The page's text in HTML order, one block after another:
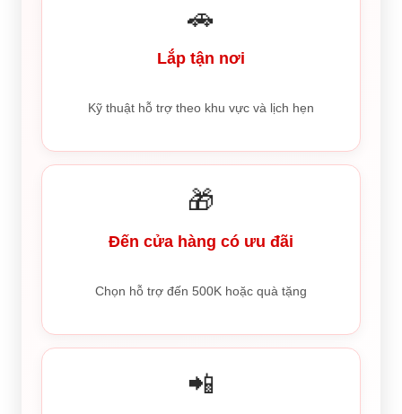
🚗
Lắp tận nơi
Kỹ thuật hỗ trợ theo khu vực và lịch hẹn
🎁
Đến cửa hàng có ưu đãi
Chọn hỗ trợ đến 500K hoặc quà tặng
📲